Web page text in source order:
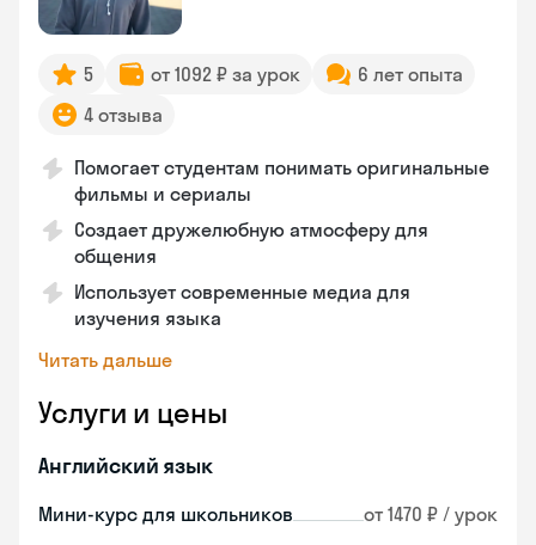
5 от 1092 ₽ за урок
6 лет опыта
4 отзыва
Помогает студентам понимать оригинальные
фильмы и сериалы
Создает дружелюбную атмосферу для
общения
Использует современные медиа для
изучения языка
Читать дальше
Услуги и цены
Английский язык
Мини-курс для школьников от 1470 ₽ / урок